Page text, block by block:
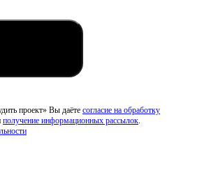
проект» Вы даёте согласие на обработку
получение информационных рассылок.